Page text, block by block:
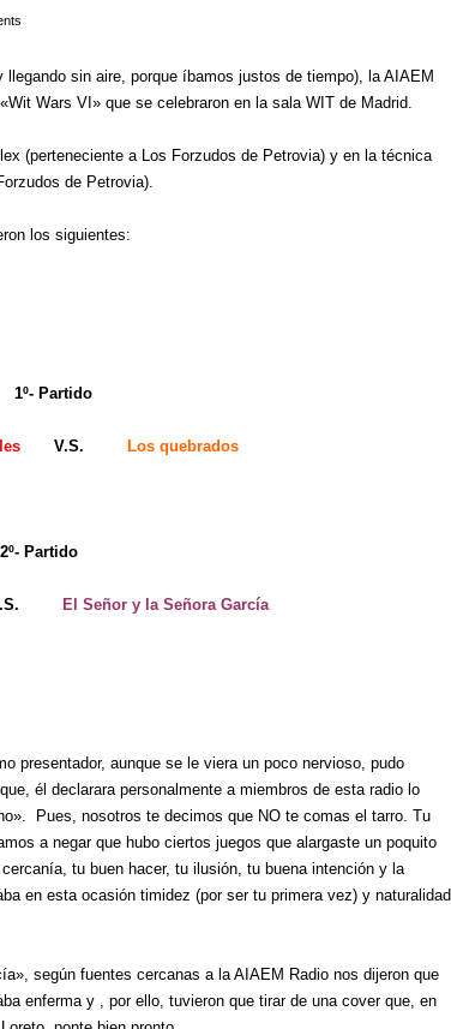
sin aire, porque íbamos justos de tiempo), la AIAEM
Wars VI» que se celebraron en la sala WIT de Madrid.
(perteneciente a Los Forzudos de Petrovia) y en la técnica
de Petrovia).
los siguientes:
Partido
V.S. Los quebrados
2º- Partido
El Señor y la Señora García
presentador, aunque se le viera un poco nervioso, pudo
él declarara personalmente a miembros de esta radio lo
Pues, nosotros te decimos que NO te comas el tarro. Tu
a negar que hubo ciertos juegos que alargaste un poquito
tu buen hacer, tu ilusión, tu buena intención y la
en esta ocasión timidez (por ser tu primera vez) y naturalidad
según fuentes cercanas a la AIAEM Radio nos dijeron que
enferma y , por ello, tuvieron que tirar de una cover que, en